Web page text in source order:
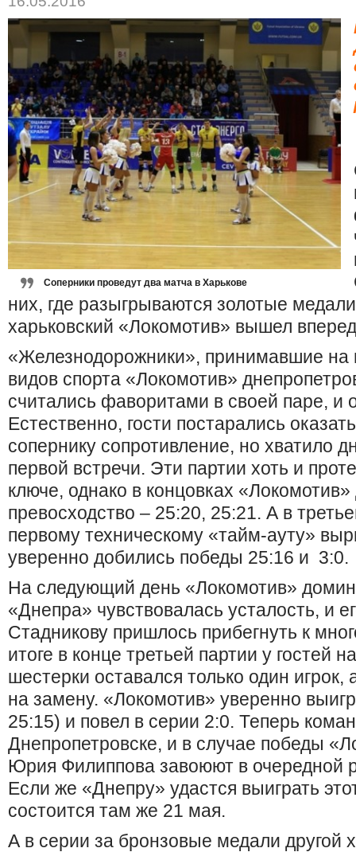
Соперники проведут два матча в Харькове
них, где разыгрываются золотые
харьковский «Локомотив» вышел
«Железнодорожники», принимавшие на
видов спорта «Локомотив»
считались фаворитами в своей паре, и
Естественно, гости постарались
сопернику сопротивление, но хватило
первой встречи. Эти партии хоть и
ключе, однако в концовках
превосходство – 25:20, 25:21. А в
первому техническому «тайм-ауту»
уверенно добились победы 25:16 и 3:0.
На следующий день «Локомотив»
«Днепра» чувствовалась усталость, и
Стадникову пришлось прибегнуть к
итоге в конце третьей партии у гостей
шестерки оставался только один
на замену. «Локомотив» уверенно
25:15) и повел в серии 2:0. Теперь
Днепропетровске, и в случае победы
Юрия Филиппова завоюют в очередной
Если же «Днепру» удастся выиграть
состоится там же 21 мая.
А в серии за бронзовые медали другой